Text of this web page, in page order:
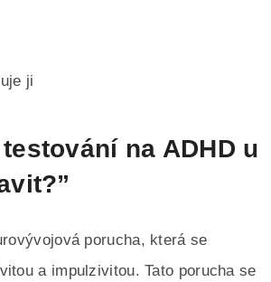
ji
na ADHD u
porucha, která se
a impulzivitou. Tato porucha se